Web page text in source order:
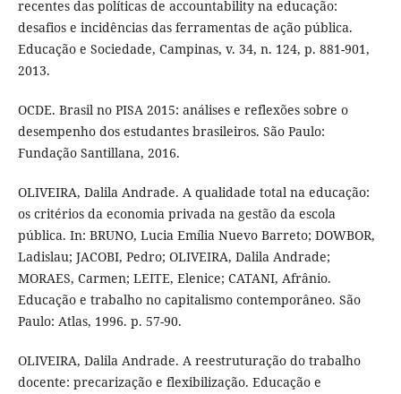
recentes das políticas de accountability na educação:
desafios e incidências das ferramentas de ação pública.
Educação e Sociedade, Campinas, v. 34, n. 124, p. 881-901,
2013.
OCDE. Brasil no PISA 2015: análises e reflexões sobre o
desempenho dos estudantes brasileiros. São Paulo:
Fundação Santillana, 2016.
OLIVEIRA, Dalila Andrade. A qualidade total na educação:
os critérios da economia privada na gestão da escola
pública. In: BRUNO, Lucia Emília Nuevo Barreto; DOWBOR,
Ladislau; JACOBI, Pedro; OLIVEIRA, Dalila Andrade;
MORAES, Carmen; LEITE, Elenice; CATANI, Afrânio.
Educação e trabalho no capitalismo contemporâneo. São
Paulo: Atlas, 1996. p. 57-90.
OLIVEIRA, Dalila Andrade. A reestruturação do trabalho
docente: precarização e flexibilização. Educação e